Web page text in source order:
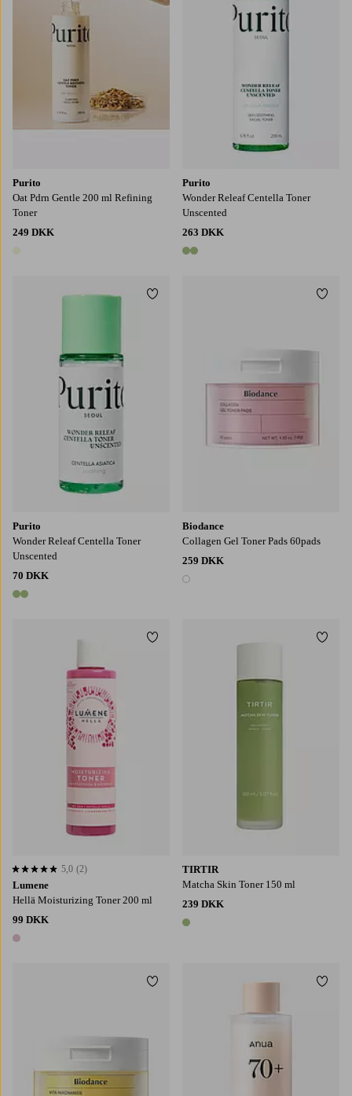
Purito
Oat Pdrn Gentle 200 ml Refining
Toner
249 DKK
1 farve
Purito
Wonder Releaf Centella Toner
Unscented
263 DKK
2 farver
Purito
Wonder Releaf Centella Toner
Unscented
70 DKK
2 farver
Tilføj til favoritter
Biodance
Collagen Gel Toner Pads 60pads
259 DKK
1 farve
Lumene
Hellä Moisturizing Toner 200 ml
99 DKK
1 farve
5,0 baseret på 2 bedømmelser
5,0 (2)
Tilføj til favoritter
TIRTIR
Matcha Skin Toner 150 ml
239 DKK
1 farve
Tilføj til favoritter